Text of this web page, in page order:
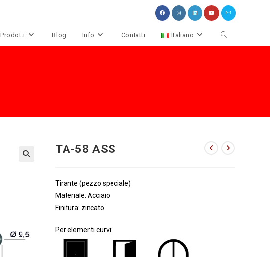
Prodotti Blog Info Contatti Italiano Attiva/disattiva
web
TA-58 ASS
Tirante (pezzo speciale)
Materiale: Acciaio
Finitura: zincato
Per elementi curvi: